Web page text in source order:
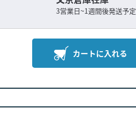
3営業日~1週間後発送予定
カートに入れる